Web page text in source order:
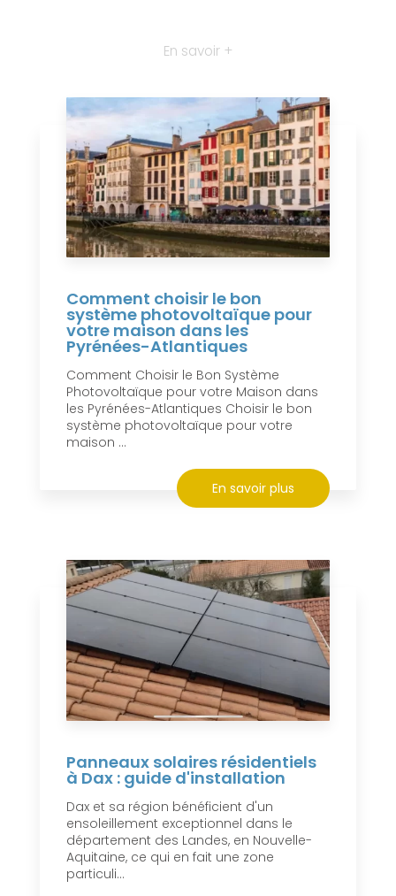
En savoir +
Comment choisir le bon
système photovoltaïque pour
votre maison dans les
Pyrénées-Atlantiques
Comment Choisir le Bon Système
Photovoltaïque pour votre Maison dans
les Pyrénées-Atlantiques Choisir le bon
système photovoltaïque pour votre
maison ...
En savoir plus
Panneaux solaires résidentiels
à Dax : guide d'installation
Dax et sa région bénéficient d'un
ensoleillement exceptionnel dans le
département des Landes, en Nouvelle-
Aquitaine, ce qui en fait une zone
particuli...